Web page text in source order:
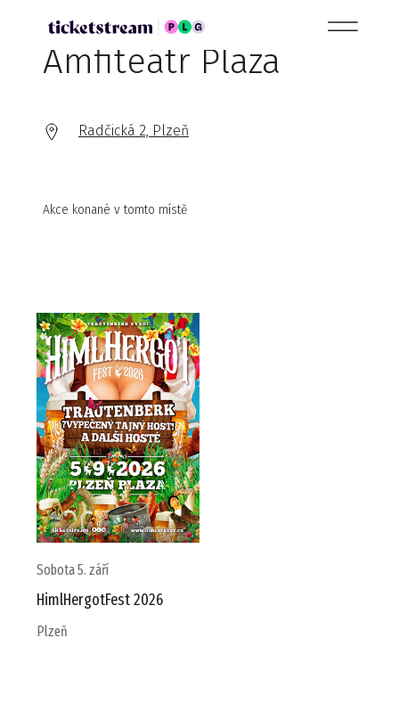
Amfiteátr Plaza
Radčická 2, Plzeň
Akce konané v tomto místě
Sobota 5. září
HimlHergotFest 2026
Plzeň